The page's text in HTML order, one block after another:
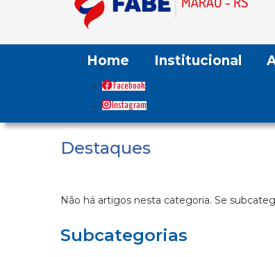
Home Institucional
Facebook
Instagram
Destaques
Não há artigos nesta categoria. Se
Subcategorias